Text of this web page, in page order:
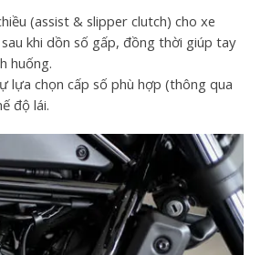
(assist & slipper clutch) cho xe
khi dồn số gấp, đồng thời giúp tay
huống.
lựa chọn cấp số phù hợp (thông qua
độ lái.